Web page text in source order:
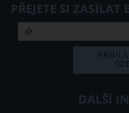
PŘEJETE SI ZASÍLAT
DALŠÍ